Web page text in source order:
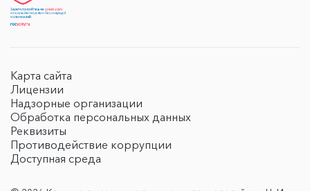
Карта сайта
Лицензии
Надзорные организации
Обработка персональных данных
Реквизиты
Противодействие коррупции
Доступная среда